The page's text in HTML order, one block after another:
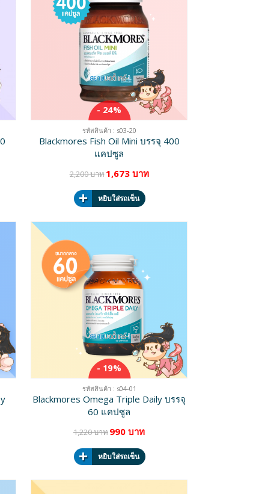
- 24%
รหัสสินค้า : s03-20
Blackmores Fish Oil Mini บรรจุ 400
แคปซูล
2,200 บาท1,673 บาท
หยิบใส่รถเข็น
- 19%
รหัสสินค้า : s04-01
Blackmores Omega Triple Daily บรรจุ
60 แคปซูล
1,220 บาท990 บาท
หยิบใส่รถเข็น